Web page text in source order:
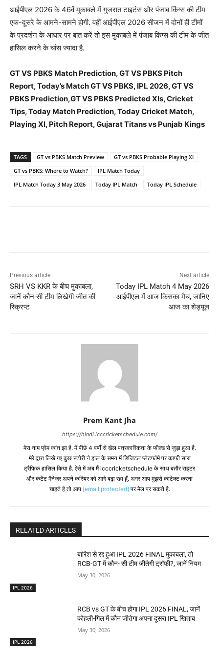
आईपीएल 2026 के 46वें मुकाबले में गुजरात टाइटंस और पंजाब किंग्स की टीम
एक-दूसरे के आमने-सामने होगी. वहीं आईपीएल 2026 सीजन में दोनों ही टीमों
के प्रदर्शन के आधार पर बात करें तो इस मुकाबले में पंजाब किंग्स की टीम के जीत
हासिल करने के चांस ज्यादा है.
GT VS PBKS Match Prediction, GT VS PBKS Pitch
Report, Today’s Match GT VS PBKS, IPL 2026, GT VS
PBKS Prediction,GT VS PBKS Predicted XIs, Cricket
Tips, Today Match Prediction, Today Cricket Match,
Playing XI, Pitch Report, Gujarat Titans vs Punjab Kings
TAGS GT vs PBKS Match Preview
GT vs PBKS Probable Playing XI
GT vs PBKS: Where to Watch?
IPL Match Today
IPL Match Today 3 May 2026
Today IPL Match Today IPL Schedule
Previous article
SRH VS KKR के बीच मुकाबला,
जानें कौन-सी टीम लिखेगी जीत की
स्क्रिप्ट
Next article
Today IPL Match 4 May 2026
आईपीएल में आज किसका मैच, जानिए
आज का शेड्यूल
Prem Kant Jha
https://hindi.icccricketschedule.com/
मेरा नाम प्रेम कांत झा है. मैं पीछे 4 वर्षों से खेल पत्रकारिकता के फील्ड से जुड़ा हुआ है.
मेरे द्वारा लिखे गए कुछ स्टोरी ने हाल के समय में डिजिटल प्लेटफॉर्म पर काफी सारा
ट्रैफिक हासिल किया है. ऐसे में अब मैं icccricketschedule के साथ बतौर राइटर
और कंटेंट मैनेजर अपने करियर को आगे बढ़ा रहा हूँ. अगर आप मुझसे कांटेक्ट करना
चाहते है तो आप [email protected] पर मेल पर सकते है.
RELATED ARTICLES
IPL 2026
बारिश से रद्द हुआ IPL 2026 FINAL मुकाबला, तो
RCB-GT में कौन- सी टीम जीतेगी ट्रॉफी?, जानें नियम
May 30, 2026
IPL 2026
RCB vs GT के बीच होगा IPL 2026 FINAL, जानें
कोहली-गिल में कौन जीतेगा अपना दूसरा IPL खिताब
May 30, 2026